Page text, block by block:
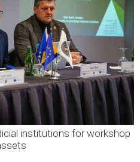
institutions for workshop